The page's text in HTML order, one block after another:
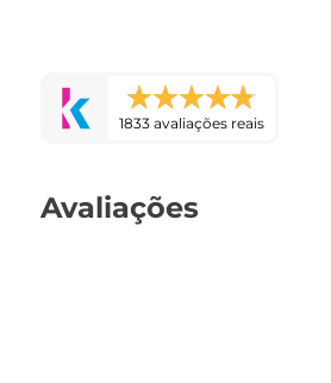
1833 avaliações reais
Avaliações